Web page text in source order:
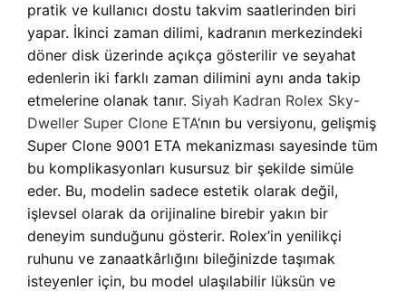
pratik ve kullanıcı dostu takvim saatlerinden biri
yapar. İkinci zaman dilimi, kadranın merkezindeki
döner disk üzerinde açıkça gösterilir ve seyahat
edenlerin iki farklı zaman dilimini aynı anda takip
etmelerine olanak tanır. Siyah Kadran Rolex Sky-
Dweller Super Clone ETA‘nın bu versiyonu, gelişmiş
Super Clone 9001 ETA mekanizması sayesinde tüm
bu komplikasyonları kusursuz bir şekilde simüle
eder. Bu, modelin sadece estetik olarak değil,
işlevsel olarak da orijinaline birebir yakın bir
deneyim sunduğunu gösterir. Rolex’in yenilikçi
ruhunu ve zanaatkârlığını bileğinizde taşımak
isteyenler için, bu model ulaşılabilir lüksün ve